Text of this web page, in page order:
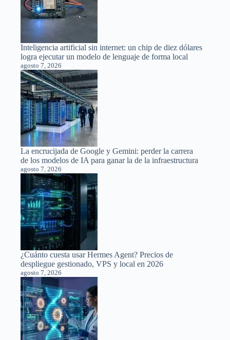
Inteligencia artificial sin internet: un chip de diez dólares
logra ejecutar un modelo de lenguaje de forma local
agosto 7, 2026
La encrucijada de Google y Gemini: perder la carrera
de los modelos de IA para ganar la de la infraestructura
agosto 7, 2026
¿Cuánto cuesta usar Hermes Agent? Precios de
despliegue gestionado, VPS y local en 2026
agosto 7, 2026